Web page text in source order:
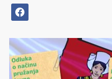
facebook